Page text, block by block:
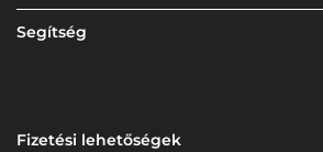
Segítség
Fizetési lehetőségek